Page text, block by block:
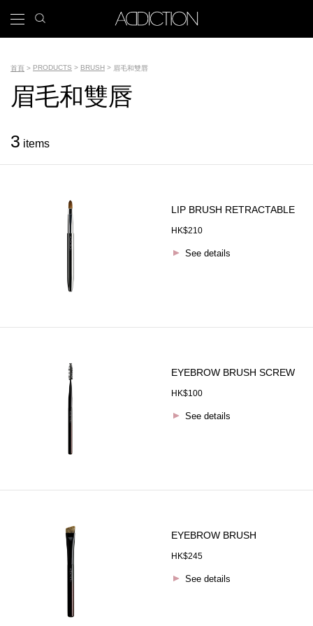
至
主
容
Main
Tools
icon
導
航
連
首頁 PRODUCTS BRUSH 眉毛和雙唇
名
稱
眉毛和雙唇
3 items
LIP BRUSH RETRACTABLE
HK$210
See details
EYEBROW BRUSH SCREW
HK$100
See details
EYEBROW BRUSH
HK$245
See details